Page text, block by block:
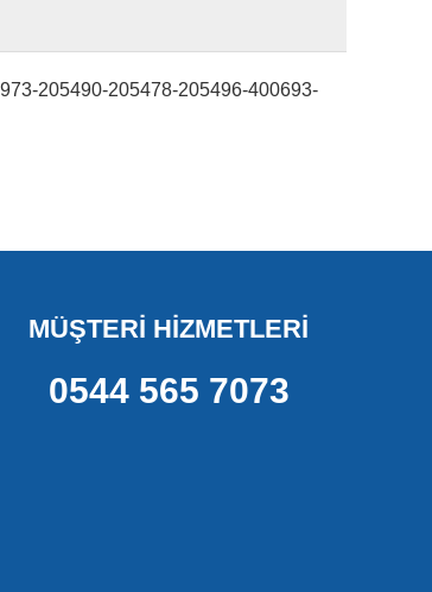
205490-205478-205496-400693-
MÜŞTERİ HİZMETLERİ
0544 565 7073